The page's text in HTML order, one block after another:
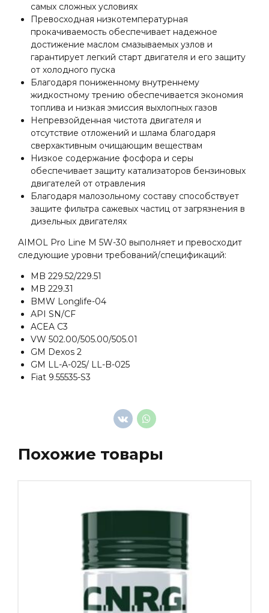
самых сложных условиях
Превосходная низкотемпературная
прокачиваемость обеспечивает надежное
достижение маслом смазываемых узлов и
гарантирует легкий старт двигателя и его защиту
от холодного пуска
Благодаря пониженному внутреннему
жидкостному трению обеспечивается экономия
топлива и низкая эмиссия выхлопных газов
Непревзойденная чистота двигателя и
отсутствие отложений и шлама благодаря
сверхактивным очищающим веществам
Низкое содержание фосфора и серы
обеспечивает защиту катализаторов бензиновых
двигателей от отравления
Благодаря малозольному составу способствует
защите фильтра сажевых частиц от загрязнения в
дизельных двигателях
AIMOL Pro Line M 5W-30 выполняет и превосходит
следующие уровни требований/спецификаций:
MB 229.52/229.51
MB 229.31
BMW Longlife-04
API SN/CF
ACEA C3
VW 502.00/505.00/505.01
GM Dexos 2
GM LL-A-025/ LL-B-025
Fiat 9.55535-S3
Похожие товары